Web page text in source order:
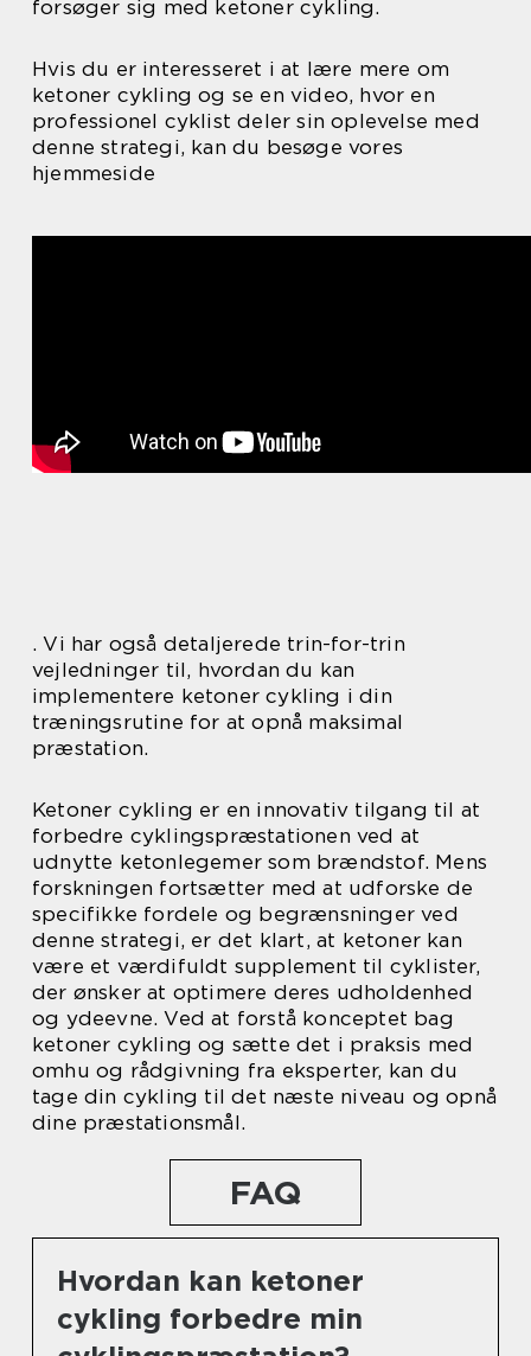
forsøger sig med ketoner cykling.
Hvis du er interesseret i at lære mere om
ketoner cykling og se en video, hvor en
professionel cyklist deler sin oplevelse med
denne strategi, kan du besøge vores
hjemmeside
. Vi har også detaljerede trin-for-trin
vejledninger til, hvordan du kan
implementere ketoner cykling i din
træningsrutine for at opnå maksimal
præstation.
Ketoner cykling er en innovativ tilgang til at
forbedre cyklingspræstationen ved at
udnytte ketonlegemer som brændstof. Mens
forskningen fortsætter med at udforske de
specifikke fordele og begrænsninger ved
denne strategi, er det klart, at ketoner kan
være et værdifuldt supplement til cyklister,
der ønsker at optimere deres udholdenhed
og ydeevne. Ved at forstå konceptet bag
ketoner cykling og sætte det i praksis med
omhu og rådgivning fra eksperter, kan du
tage din cykling til det næste niveau og opnå
dine præstationsmål.
FAQ
Hvordan kan ketoner
cykling forbedre min